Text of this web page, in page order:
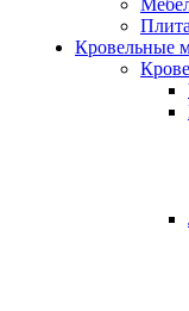
Кровельные